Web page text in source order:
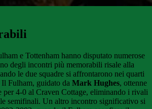
e Tottenham hanno disputato numerose
degli incontri più memorabili risale alla
le due squadre si affrontarono nei quarti
Il Fulham, guidato da Mark Hughes, ottenne
per 4-0 al Craven Cottage, eliminando i rivali
semifinali. Un altro incontro significativo si